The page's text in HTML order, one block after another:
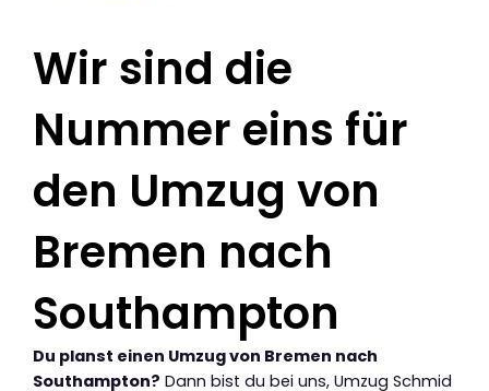
Wir sind die
Nummer eins für
den Umzug von
Bremen nach
Southampton
Du planst einen Umzug von Bremen nach
Southampton? Dann bist du bei uns, Umzug Schmid